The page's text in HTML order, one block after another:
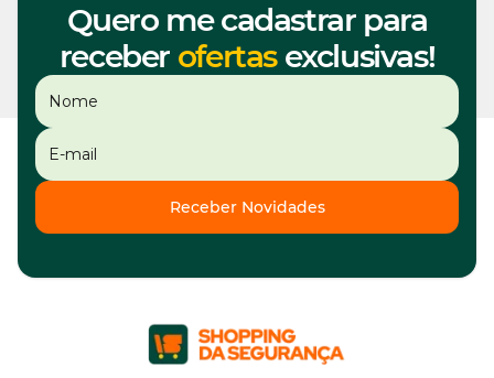
Quero me cadastrar para
receber ofertasexclusivas!
Receber Novidades